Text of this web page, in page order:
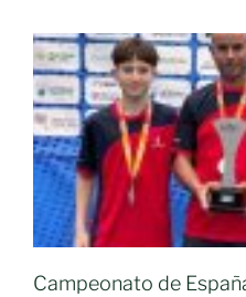
Campeonato de